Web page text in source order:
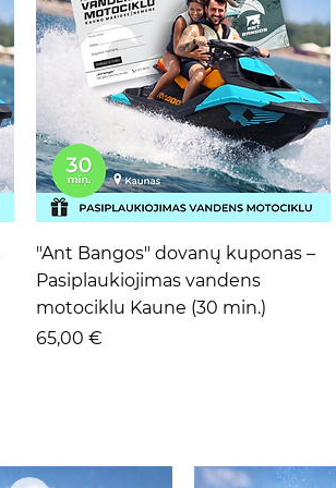
Greita peržiūra
"Ant Bangos" dovanų kuponas –
Pasiplaukiojimas vandens
motociklu Kaune (30 min.)
Kaina
65,00 €